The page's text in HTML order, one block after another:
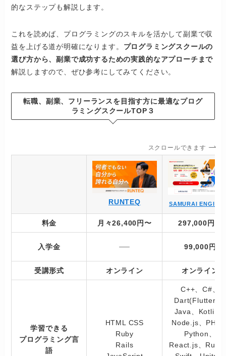
的なステップも解説します。
これを読めば、プログラミングのスキルを活かして副業で収
益を上げる道が明確になります。 プログラミングスクールの
選び方から、副業で成功するための実践的なアプローチまで
解説しますので、ぜひ参考にしてみてください。
転職、副業、フリーランスを目指す方に最適なプログ
ラミングスクールTOP３
スクロールできます
RUNTEQ SAMURAI
料金 月々26,400円〜 297,000円～
入学金 99,000円
受講形式 オンライン オンライン
学習できる
プログラミング言
語
HTML CSS
Ruby
Rails
C++、C#、
Dart(Flutter)、
Java、Kotlin、
Node.js、PHP
Python、
React.js、Ruby